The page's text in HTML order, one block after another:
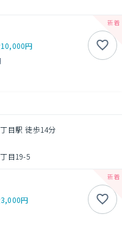
10,000円
目駅 徒歩14分
目19-5
3,000円